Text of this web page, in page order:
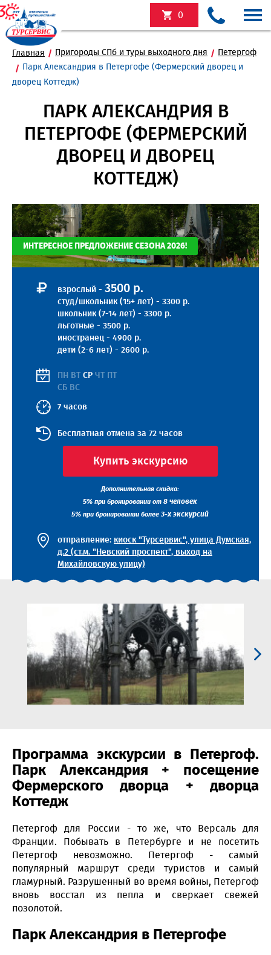
0
Главная Пригороды СПб и туры выходного дня
Петергоф
Парк Александрия в Петергофе (Фермерский дворец и
дворец Коттедж)
ПАРК АЛЕКСАНДРИЯ В
ПЕТЕРГОФЕ (ФЕРМЕРСКИЙ
ДВОРЕЦ И ДВОРЕЦ
КОТТЕДЖ)
ИНТЕРЕСНОЕ ПРЕДЛОЖЕНИЕ СЕЗОНА 2026!
взрослый - 3500 р.
студ/школьник (15+ лет) - 3300 р.
школьник (7-14 лет) - 3300 р.
льготные - 3500 р.
иностранец - 4900 р.
дети (2-6 лет) - 2600 р.
ПН ВТ СР ЧТ ПТ
СБ ВС
7 часов
Бесплатная отмена за 72 часов
Купить экскурсию
Дополнительная скидка:
5% при бронировании от 8 человек
5% при бронировании более 3-х экскурсий
отправление: киоск "Турсервис", улица Думская,
д.2 (ст.м. "Невский проспект", выход на
Михайловскую улицу)
Программа экскурсии в Петергоф.
Парк Александрия + посещение
Фермерского дворца + дворца
Коттедж
Петергоф для России - то же, что Версаль для
Франции. Побывать в Петербурге и не посетить
Петергоф невозможно. Петергоф - самый
популярный маршрут среди туристов и самый
гламурный. Разрушенный во время войны, Петергоф
вновь восстал из пепла и сверкает свежей
позолотой.
Парк Александрия в Петергофе